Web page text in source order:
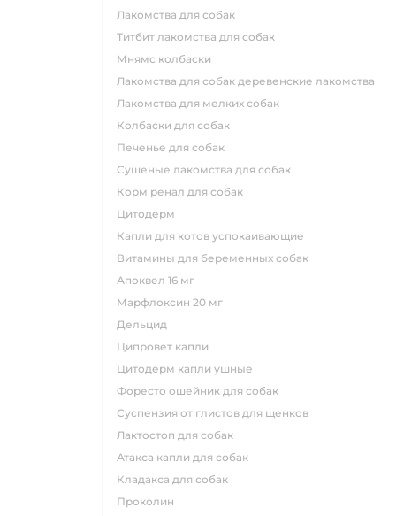
лакомства для собак
титбит лакомства для собак
мнямс колбаски
лакомства для собак деревенские лакомства
лакомства для мелких собак
колбаски для собак
печенье для собак
сушеные лакомства для собак
корм ренал для собак
цитодерм
капли для котов успокаивающие
витамины для беременных собак
апоквел 16 мг
марфлоксин 20 мг
дельцид
ципровет капли
цитодерм капли ушные
форесто ошейник для собак
суспензия от глистов для щенков
лактостоп для собак
атакса капли для собак
кладакса для собак
проколин